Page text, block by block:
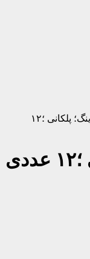
محصولات برچسب خورده “آچار؛ یکسرینگ؛ پلکانی ؛۱۲